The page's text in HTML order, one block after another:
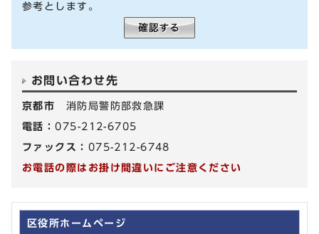
参考とします。
お問い合わせ先
京都市 消防局警防部救急課
電話：075-212-6705
ファックス： 075-212-6748
お電話の際はお掛け間違いにご注意ください
区役所ホームページ